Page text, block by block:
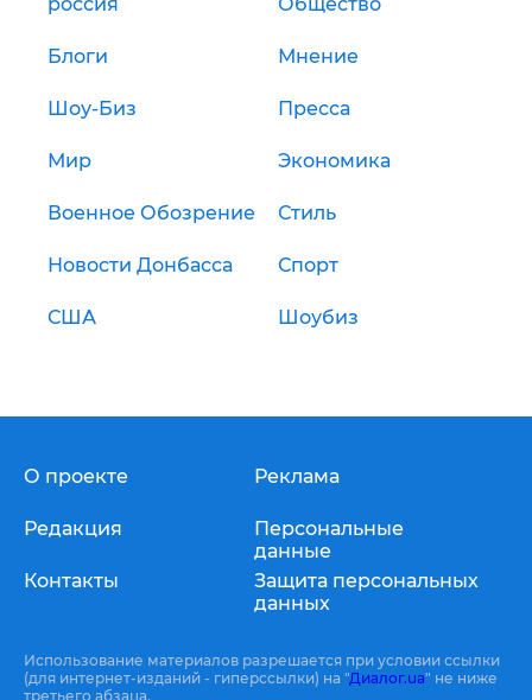
Блоги Мнение
Шоу-Биз Пресса
Мир Экономика
Военное Обозрение Стиль
Новости Донбасса Спорт
США Шоубиз
О проекте
Редакция
Контакты
Реклама
Персональные
данные
Защита персональных
данных
Использование материалов разрешается при условии ссылки
(для интернет-изданий - гиперссылки) на "Диалог.ua" не ниже
третьего абзаца.